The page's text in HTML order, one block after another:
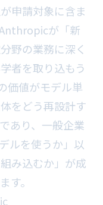
申請対象に含ま
が「新
野の業務に深く
者を取り込もう
価値がモデル単
をどう再設計す
あり、一般企業
ルを使うか」以
み込むか」が成
す。